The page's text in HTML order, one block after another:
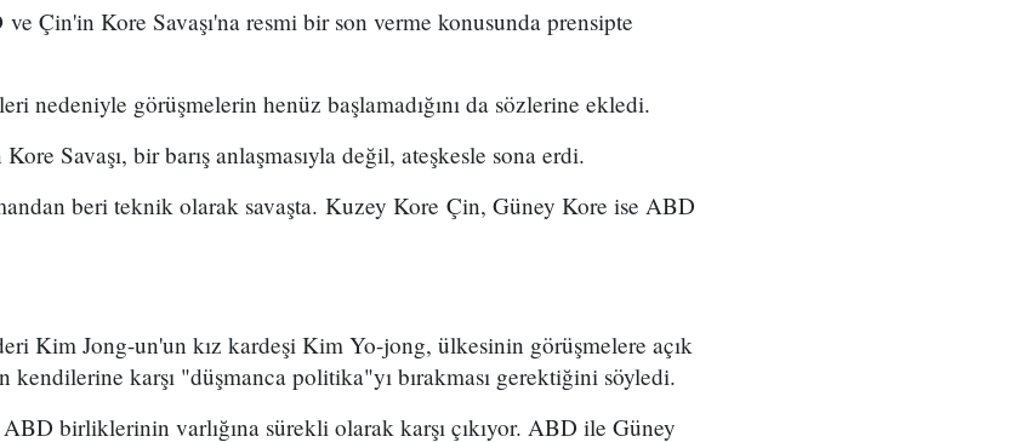
Çin'in Kore Savaşı'na resmi bir son verme konusunda prensipte
nedeniyle görüşmelerin henüz başlamadığını da sözlerine ekledi.
Savaşı, bir barış anlaşmasıyla değil, ateşkesle sona erdi.
beri teknik olarak savaşta. Kuzey Kore Çin, Güney Kore ise ABD
Kim Jong-un'un kız kardeşi Kim Yo-jong, ülkesinin görüşmelere açık
karşı "düşmanca politika"yı bırakması gerektiğini söyledi.
birliklerinin varlığına sürekli olarak karşı çıkıyor. ABD ile Güney